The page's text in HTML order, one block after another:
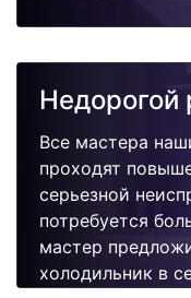
Недорогой
Все мастера
проходят
серьезной
потребуется
мастер
холодильник в